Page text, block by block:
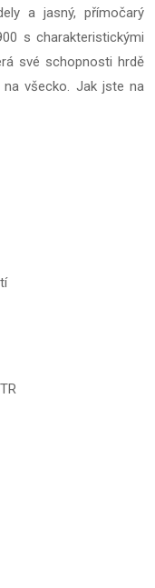
a jasný, přímočarý
s charakteristickými
své schopnosti hrdě
na všecko. Jak jste na